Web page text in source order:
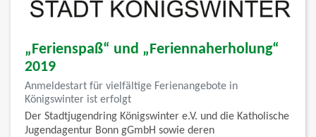
„Ferienspaß“ und „Feriennaherholung“
2019
Anmeldestart für vielfältige Ferienangebote in
Königswinter ist erfolgt
Der Stadtjugendring Königswinter e.V. und die Katholische
Jugendagentur Bonn gGmbH sowie deren